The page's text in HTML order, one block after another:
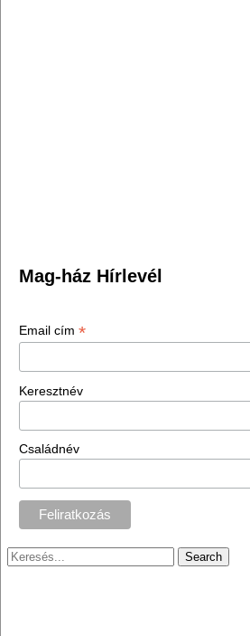
Mag-ház Hírlevél
Email cím *
Keresztnév
Családnév